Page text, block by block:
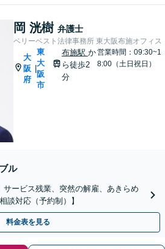
岡 洸樹 弁護士
ベリーベスト法律事務所 東大阪布施オフィス
大
阪
府
東
大
阪
市
布施駅 か
ら徒歩2
分
営業時間：09:30~1
8:00（土日祝日）
ル
サービス残業、突然の解雇、あきらめ
談対応（予約制）】
料金表を見る